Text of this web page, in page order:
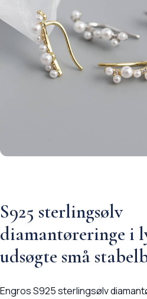
S925 sterlingsølv
diamantøreringe i
udsøgte små
Engros S925 sterlingsølv